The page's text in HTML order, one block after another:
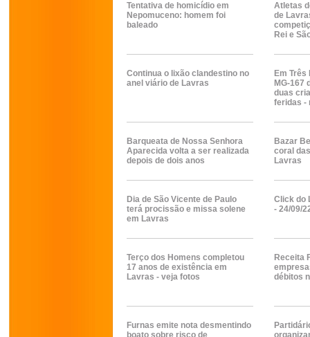
Tentativa de homicídio em
Nepomuceno: homem foi
baleado
Atletas
de
Rei e
Continua o lixão clandestino no
anel viário de Lavras
Em
MG-167
duas
feridas -
Barqueata de Nossa Senhora
Aparecida volta a ser realizada
depois de dois anos
Bazar
coral
Lavras
Dia de São Vicente de Paulo
terá procissão e missa solene
em Lavras
Click do
- 24/09/
Terço dos Homens completou
17 anos de existência em
Lavras - veja fotos
Receita
débitos
Furnas emite nota desmentindo
boato sobre risco de